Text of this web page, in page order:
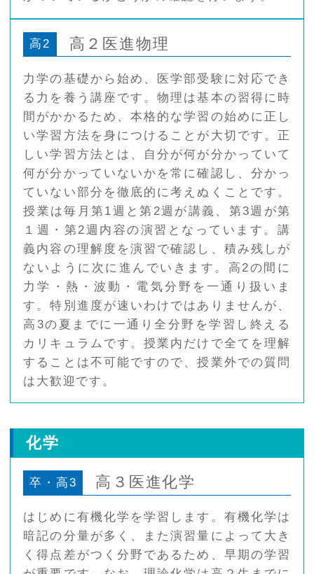
高2 高２医進物理
力学の基礎から始め、医学部受験に対応でき
る力を養う講座です。物理は基本の習得に時
間がかかるため、本格的な学習の始めに正し
い学習方法を身につけることが大切です。正
しい学習方法とは、自分が何が分かっていて
何が分かっていないかを常に確認し、分かっ
ていない部分を徹底的に考えぬくことです。
授業は毎月第1週と第2週が講義、第3週が第
１週・第2週内容の演習となっています。講
義内容の理解度を演習で確認し、積み残しが
ないように次に進んでいきます。高2の間に
力学・熱・波動・電気分野を一通り扱いま
す。特別進度が速いわけではありませんが、
高3の夏までに一通り全分野を学習し終える
カリキュラムです。授業内だけで全てを理解
することは不可能ですので、授業外での質問
は大歓迎です。
化学
卒・高3 高３医進化学
はじめに有機化学を学習します。有機化学は
暗記の分量が多く、また演習量によって大き
く得点差がつく分野であるため、早期の学習